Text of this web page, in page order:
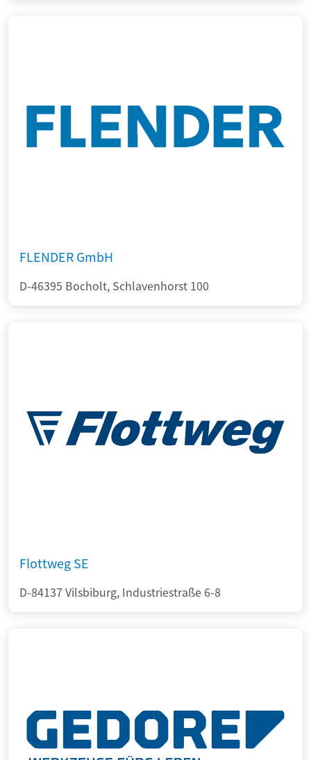
FLENDER GmbH
D-46395 Bocholt, Schlavenhorst 100
Flottweg SE
D-84137 Vilsbiburg, Industriestraße 6-8